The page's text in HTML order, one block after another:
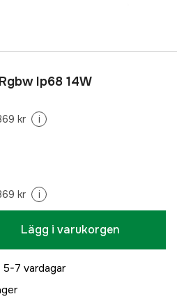
Ip68 14W
kr i
kr i
Lägg i varukorgen
5-7 vardagar